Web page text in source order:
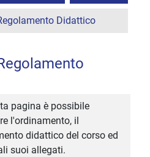
Didattico
pagina è possibile
l'ordinamento, il
didattico del corso ed
suoi allegati.